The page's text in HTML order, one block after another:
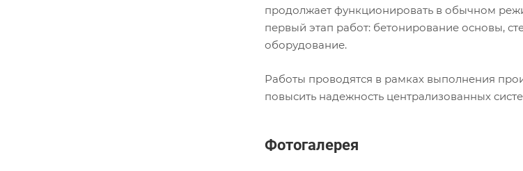
продолжает функционировать в обычном
первый этап работ: бетонирование основы,
оборудование.
Работы проводятся в рамках выполнения
повысить надежность централизованных
Фотогалерея